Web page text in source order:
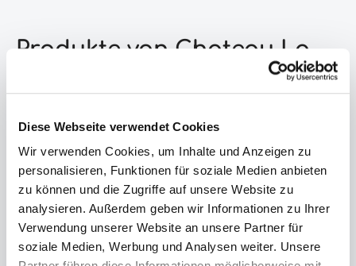
Diese Webseite verwendet Cookies
Wir verwenden Cookies, um Inhalte und Anzeigen zu
personalisieren, Funktionen für soziale Medien anbieten
zu können und die Zugriffe auf unsere Website zu
analysieren. Außerdem geben wir Informationen zu Ihrer
Verwendung unserer Website an unsere Partner für
soziale Medien, Werbung und Analysen weiter. Unsere
Produkte von Chateau La